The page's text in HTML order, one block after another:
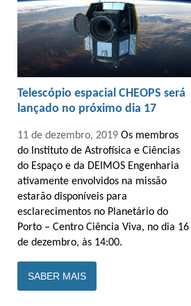
Telescópio espacial CHEOPS será
lançado no próximo dia 17
11 de dezembro, 2019 Os membros
do Instituto de Astrofísica e Ciências
do Espaço e da DEIMOS Engenharia
ativamente envolvidos na missão
estarão disponíveis para
esclarecimentos no Planetário do
Porto – Centro Ciência Viva, no dia 16
de dezembro, às 14:00.
SABER MAIS